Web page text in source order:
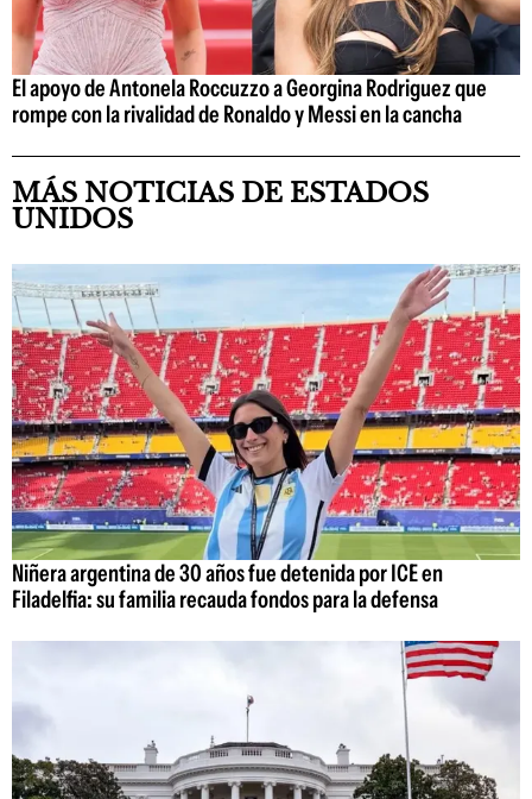
El apoyo de Antonela Roccuzzo a Georgina Rodriguez que
rompe con la rivalidad de Ronaldo y Messi en la cancha
MÁS NOTICIAS DE ESTADOS
UNIDOS
Niñera argentina de 30 años fue detenida por ICE en
Filadelfia: su familia recauda fondos para la defensa